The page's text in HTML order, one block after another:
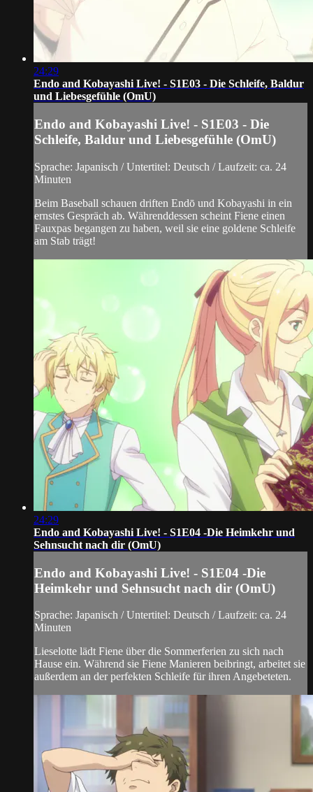
24:29
Endo and Kobayashi Live! - S1E03 - Die Schleife, Baldur
und Liebesgefühle (OmU)
Endo and Kobayashi Live! - S1E03 - Die
Schleife, Baldur und Liebesgefühle (OmU)
Sprache: Japanisch / Untertitel: Deutsch / Laufzeit: ca. 24
Minuten
Beim Baseball schauen driften Endō und Kobayashi in ein
ernstes Gespräch ab. Währenddessen scheint Fiene einen
Fauxpas begangen zu haben, weil sie eine goldene Schleife
am Stab trägt!
24:29
Endo and Kobayashi Live! - S1E04 -Die Heimkehr und
Sehnsucht nach dir (OmU)
Endo and Kobayashi Live! - S1E04 -Die
Heimkehr und Sehnsucht nach dir (OmU)
Sprache: Japanisch / Untertitel: Deutsch / Laufzeit: ca. 24
Minuten
Lieselotte lädt Fiene über die Sommerferien zu sich nach
Hause ein. Während sie Fiene Manieren beibringt, arbeitet sie
außerdem an der perfekten Schleife für ihren Angebeteten.